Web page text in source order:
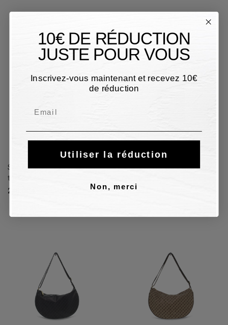
Sac bandoulière Gherardini -
toffee
245,00 €
Sac bandoulière Gherardini -
190,00 €
10€ DE RÉDUCTION
JUSTE POUR VOUS
Inscrivez-vous maintenant et recevez 10€
de réduction
Utiliser la réduction
Non, merci